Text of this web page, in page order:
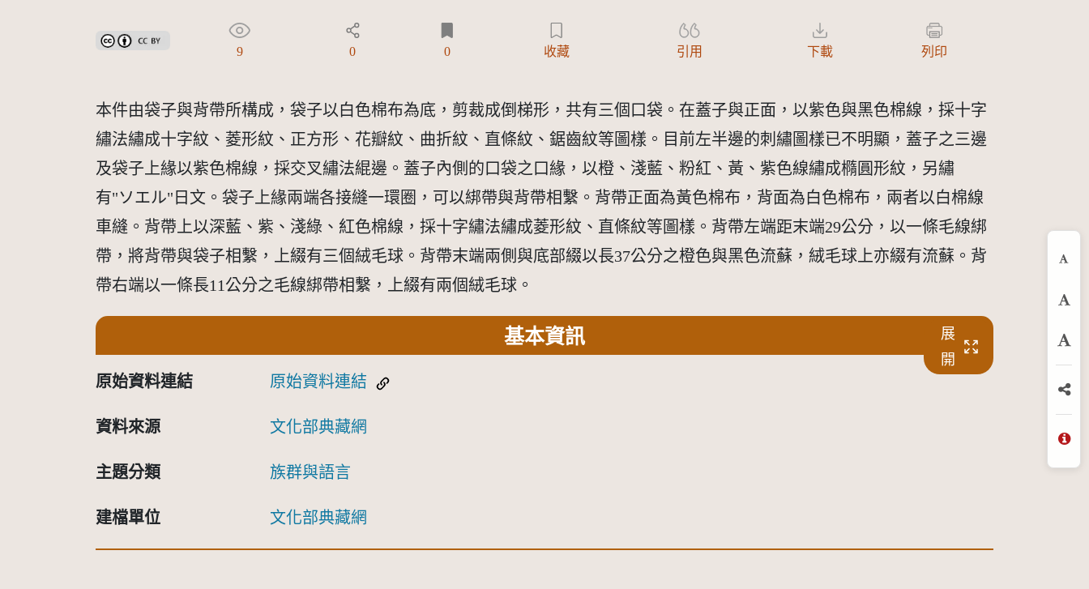
創用CC姓名標示 3.0 台灣及其後版本(CC BY 3.0 TW +)
9 0 0 收藏 引用 下載 列印
本件由袋子與背帶所構成，袋子以白色棉布為底，剪裁成倒梯形，共有三個口袋。在蓋子與正面，以紫色與黑色棉線，採十字
繡法繡成十字紋、菱形紋、正方形、花瓣紋、曲折紋、直條紋、鋸齒紋等圖樣。目前左半邊的刺繡圖樣已不明顯，蓋子之三邊
及袋子上緣以紫色棉線，採交叉繡法緄邊。蓋子內側的口袋之口緣，以橙、淺藍、粉紅、黃、紫色線繡成橢圓形紋，另繡
有"ソエル"日文。袋子上緣兩端各接縫一環圈，可以綁帶與背帶相繫。背帶正面為黃色棉布，背面為白色棉布，兩者以白棉線
車縫。背帶上以深藍、紫、淺綠、紅色棉線，採十字繡法繡成菱形紋、直條紋等圖樣。背帶左端距末端29公分，以一條毛線綁
帶，將背帶與袋子相繫，上綴有三個絨毛球。背帶末端兩側與底部綴以長37公分之橙色與黑色流蘇，絨毛球上亦綴有流蘇。背
帶右端以一條長11公分之毛線綁帶相繫，上綴有兩個絨毛球。
基本資訊
展
開
原始資料連結 原始資料連結
資料來源 文化部典藏網
主題分類 族群與語言
建檔單位 文化部典藏網
放
分